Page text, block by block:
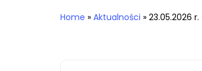
Home » Aktualności » 23.05.2026